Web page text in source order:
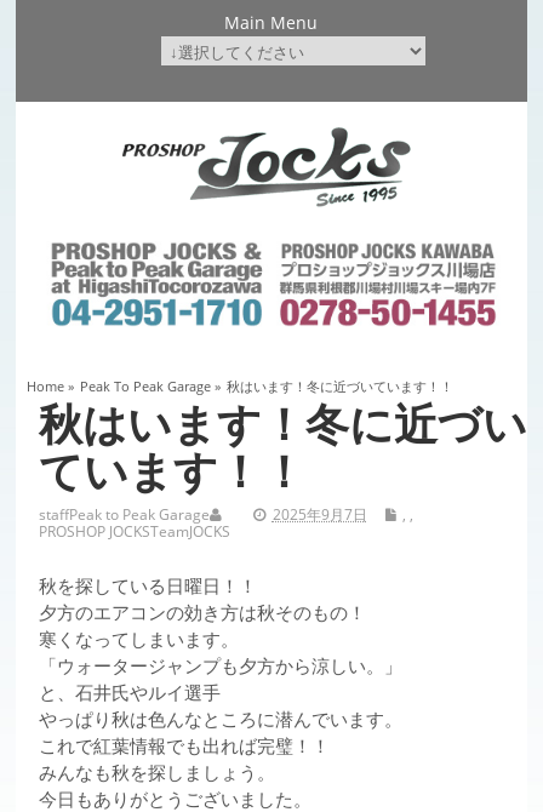
Main Menu
Home» Peak To Peak Garage » 秋はいます！冬に近づいています！！
秋はいます！冬に近づい
ています！！
staff 2025年9月7日
Peak to Peak Garage
,
PROSHOP JOCKS
,
TeamJOCKS
秋を探している日曜日！！
夕方のエアコンの効き方は秋そのもの！
寒くなってしまいます。
「ウォータージャンプも夕方から涼しい。」
と、石井氏やルイ選手
やっぱり秋は色んなところに潜んでいます。
これで紅葉情報でも出れば完璧！！
みんなも秋を探しましょう。
今日もありがとうございました。